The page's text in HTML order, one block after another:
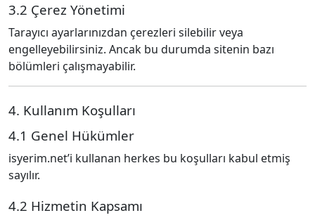
3.2 Çerez Yönetimi
Tarayıcı ayarlarınızdan çerezleri silebilir veya
engelleyebilirsiniz. Ancak bu durumda sitenin bazı
bölümleri çalışmayabilir.
4. Kullanım Koşulları
4.1 Genel Hükümler
isyerim.net’i kullanan herkes bu koşulları kabul etmiş
sayılır.
4.2 Hizmetin Kapsamı